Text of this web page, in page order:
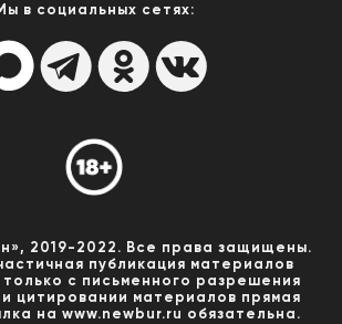
в социальных сетях:
2019-2022. Все права защищены.
публикация материалов
с письменного разрешения
цитировании материалов прямая
на www.newbur.ru обязательна.